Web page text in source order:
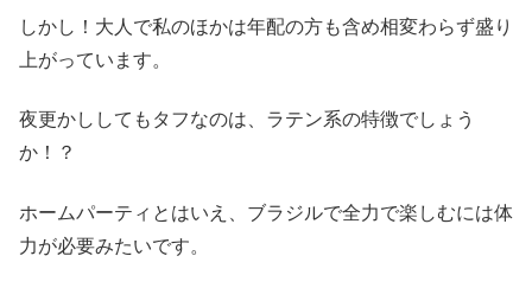
しかし！大人で私のほかは年配の方も含め相変わらず盛り
上がっています。
夜更かししてもタフなのは、ラテン系の特徴でしょう
か！？
ホームパーティとはいえ、ブラジルで全力で楽しむには体
力が必要みたいです。